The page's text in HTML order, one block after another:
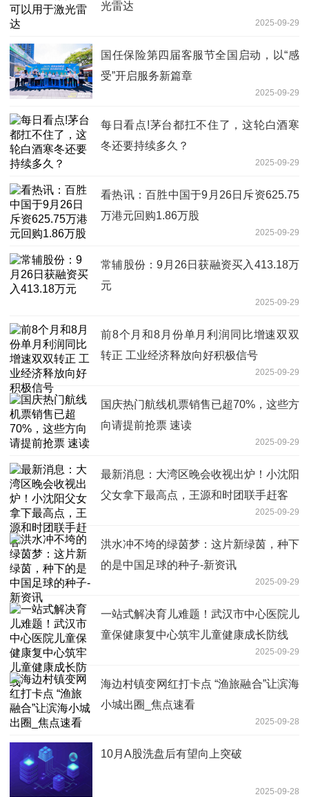
光雷达
2025-09-29
国任保险第四届客服节全国启动，以“感
受”开启服务新篇章
2025-09-29
每日看点!茅台都扛不住了，这轮白酒寒
冬还要持续多久？
2025-09-29
看热讯：百胜中国于9月26日斥资625.75
万港元回购1.86万股
2025-09-29
常辅股份：9月26日获融资买入413.18万
元
2025-09-29
前8个月和8月份单月利润同比增速双双
转正 工业经济释放向好积极信号
2025-09-29
国庆热门航线机票销售已超70%，这些方
向请提前抢票 速读
2025-09-29
最新消息：大湾区晚会收视出炉！小沈阳
父女拿下最高点，王源和时团联手赶客
2025-09-29
洪水冲不垮的绿茵梦：这片新绿茵，种下
的是中国足球的种子-新资讯
2025-09-29
一站式解决育儿难题！武汉市中心医院儿
童保健康复中心筑牢儿童健康成长防线
2025-09-29
海边村镇变网红打卡点 “渔旅融合”让滨海
小城出圈_焦点速看
2025-09-28
10月A股洗盘后有望向上突破
2025-09-28